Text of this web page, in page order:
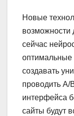
Новые
возможности
сейчас
оптимальные
создавать
проводить A/
интерфейса
сайты будут